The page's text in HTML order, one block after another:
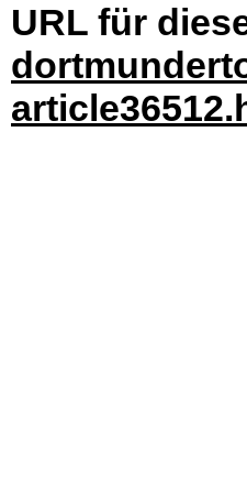
URL für